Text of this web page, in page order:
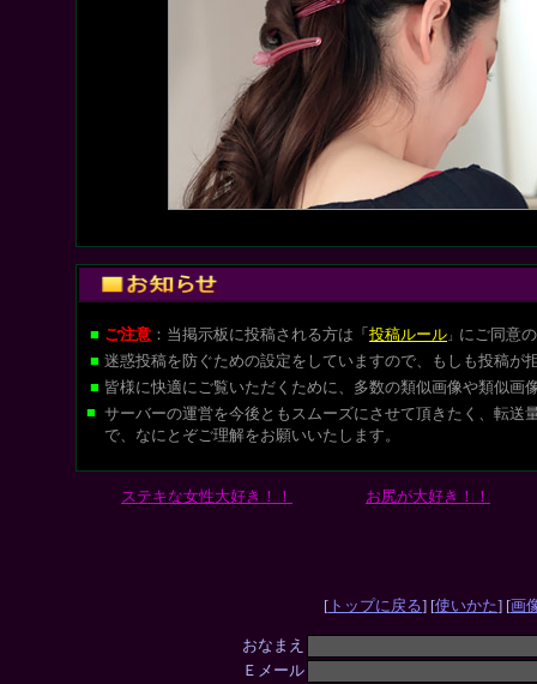
■ ご注意 ：当掲示板に投稿される方は 「 投稿ルール 」 にご同意
■ 迷惑投稿を防ぐための設定をしていますので、もしも投稿が
■ 皆様に快適にご覧いただくために、多数の類似画像や類似
■ サーバーの運営を今後ともスムーズにさせて頂きたく、転
で、なにとぞご理解をお願いいたします。
ステキな女性大好き！！ お尻が大好き！！
[ トップに戻る] [使いかた] [画
おなまえ
Ｅメール